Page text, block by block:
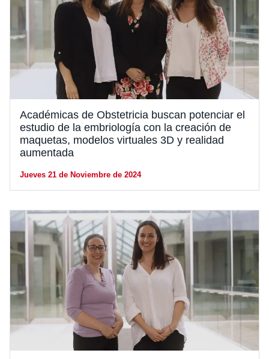
Académicas de Obstetricia buscan potenciar el
estudio de la embriología con la creación de
maquetas, modelos virtuales 3D y realidad
aumentada
Jueves 21 de Noviembre de 2024